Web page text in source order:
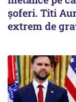
șoferi. Titi
extrem de